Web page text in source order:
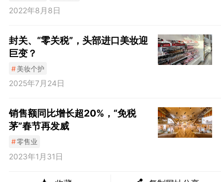
2022年8月8日
封关、“零关税”，头部进口美妆迎
巨变？
#美妆个护
2025年7月24日
销售额同比增长超20%，“免税
茅”春节再发威
#零售业
2023年1月31日